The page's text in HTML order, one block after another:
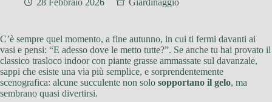
28 Febbraio 2026 Giardinaggio
C’è sempre quel momento, a fine autunno, in cui ti fermi davanti ai
vasi e pensi: “E adesso dove le metto tutte?”. Se anche tu hai provato il
classico trasloco indoor con piante grasse ammassate sul davanzale,
sappi che esiste una via più semplice, e sorprendentemente
scenografica: alcune succulente non solo sopportano il gelo, ma
sembrano quasi divertirsi.